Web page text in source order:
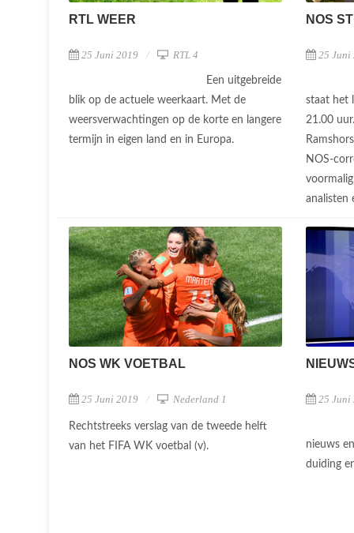
RTL WEER
25 Juni 2019 RTL 4
Een uitgebreide
blik op de actuele weerkaart. Met de
weersverwachtingen op de korte en langere
termijn in eigen land en in Europa.
NOS
25 Juni
staat het
21.00
NOS-
analisten
NOS WK VOETBAL
25 Juni 2019 Nederland 1
Rechtstreeks verslag van de tweede helft
van het FIFA WK voetbal (v).
25 Juni
nieuws
duiding